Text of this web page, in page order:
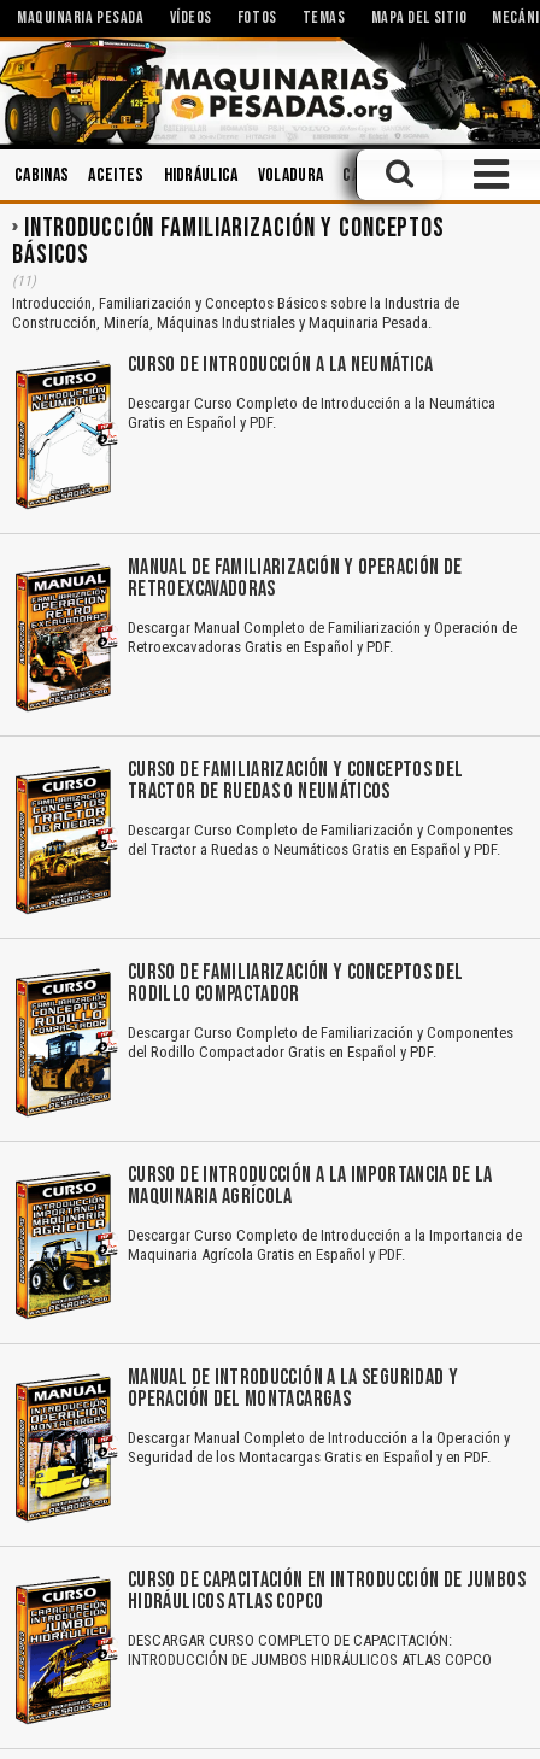
MAQUINARIA PESADA VÍDEOS FOTOS TEMAS MAPA DEL SITIO
Cabinas Aceites Hidráulica Voladura Caja de Cambios Motores
INTRODUCCIÓN FAMILIARIZACIÓN Y CONCEPTOS
BÁSICOS
(11)
Introducción, Familiarización y Conceptos Básicos sobre la Industria de
Construcción, Minería, Máquinas Industriales y Maquinaria Pesada.
CURSO DE INTRODUCCIÓN A LA NEUMÁTICA
Descargar Curso Completo de Introducción a la Neumática
Gratis en Español y PDF.
MANUAL DE FAMILIARIZACIÓN Y OPERACIÓN DE
RETROEXCAVADORAS
Descargar Manual Completo de Familiarización y Operación de
Retroexcavadoras Gratis en Español y PDF.
CURSO DE FAMILIARIZACIÓN Y CONCEPTOS DEL
TRACTOR DE RUEDAS O NEUMÁTICOS
Descargar Curso Completo de Familiarización y Componentes
del Tractor a Ruedas o Neumáticos Gratis en Español y PDF.
CURSO DE FAMILIARIZACIÓN Y CONCEPTOS DEL
RODILLO COMPACTADOR
Descargar Curso Completo de Familiarización y Componentes
del Rodillo Compactador Gratis en Español y PDF.
CURSO DE INTRODUCCIÓN A LA IMPORTANCIA DE LA
MAQUINARIA AGRÍCOLA
Descargar Curso Completo de Introducción a la Importancia de
Maquinaria Agrícola Gratis en Español y PDF.
MANUAL DE INTRODUCCIÓN A LA SEGURIDAD Y
OPERACIÓN DEL MONTACARGAS
Descargar Manual Completo de Introducción a la Operación y
Seguridad de los Montacargas Gratis en Español y en PDF.
CURSO DE CAPACITACIÓN EN INTRODUCCIÓN DE JUMBOS
HIDRÁULICOS ATLAS COPCO
DESCARGAR CURSO COMPLETO DE CAPACITACIÓN:
INTRODUCCIÓN DE JUMBOS HIDRÁULICOS ATLAS COPCO
Texto o Imagen de portada son erróneos.